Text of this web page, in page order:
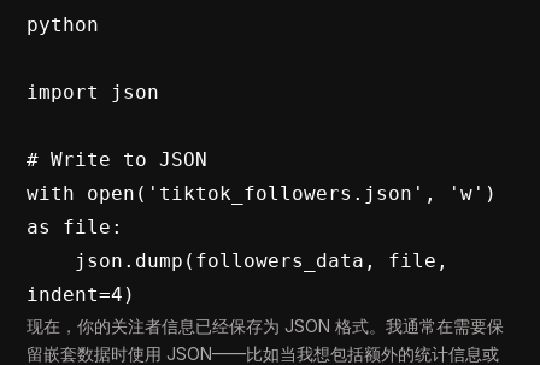
python
import json
# Write to JSON
with open('tiktok_followers.json', 'w')
as file:
indent=4)
现在，你的关注者信息已经保存为 JSON 格式。我通常在需要保
留嵌套数据时使用 JSON——比如当我想包括额外的统计信息或